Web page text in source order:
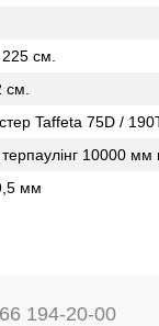
см.
см.
Taffeta 75D /
10000 мм
мм
194-20-00